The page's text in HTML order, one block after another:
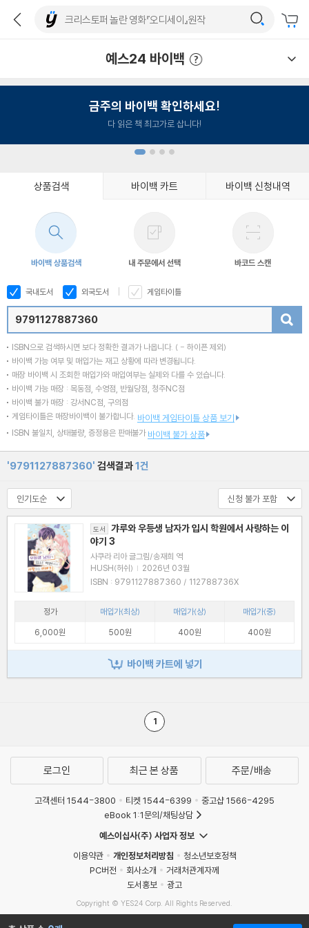
예스24 바이백
금주의 바이백 확인하세요!
다 읽은 책 최고가로 삽니다!
상품검색 바이백 카트 바이백 신청내역
바이백 상품검색 내 주문에서 선택 바코드 스캔
국내도서 외국도서 게임타이틀
ISBN으로 검색하시면 보다 정확한 결과가 나옵니다. ( - 하이픈 제외)
바이백 가능 여부 및 매입가는 재고 상황에 따라 변경됩니다.
매장 바이백 시 조회한 매입가와 매입여부는 실제와 다를 수 있습니다.
바이백 가능 매장 : 목동점, 수영점, 반월당점, 청주NC점
바이백 불가 매장 : 강서NC점, 구의점
게임타이틀은 매장바이백이 불가합니다. 바이백 게임타이틀 상품 보기
ISBN 불일치, 상태불량, 증정용은 판매불가 바이백 불가 상품
'9791127887360' 검색결과1건
도서
갸루와 우등생 남자가 입시 학원에서 사랑하는 이
야기 3
사쿠라 리아 글그림/송재희 역
HUSH(허쉬) | 2026년 03월
ISBN : 9791127887360 / 112788736X
정가 매입가(최상) 매입가(상)
매입가(중)
6,000원
500원 400원 400원
바이백 카트에 넣기
1
로그인 최근 본 상품 주문/배송
고객센터 1544-3800 티켓 1544-6399
중고샵 1566-4295
eBook 1:1문의/채팅상담
예스이십사(주) 사업자 정보
이용약관
개인정보처리방침
청소년보호정책
PC버전
회사소개
거래처관계자께
도서홍보
광고
Copyright © YES24 Corp. All Rights Reserved.
MATOM6